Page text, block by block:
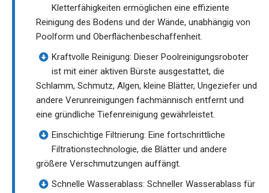
Kletterfähigkeiten ermöglichen eine effiziente
Reinigung des Bodens und der Wände, unabhängig von
Poolform und Oberflächenbeschaffenheit.
Kraftvolle Reinigung: Dieser Poolreinigungsroboter
ist mit einer aktiven Bürste ausgestattet, die
Schlamm, Schmutz, Algen, kleine Blätter, Ungeziefer und
andere Verunreinigungen fachmännisch entfernt und
eine gründliche Tiefenreinigung gewährleistet.
Einschichtige Filtrierung: Eine fortschrittliche
Filtrationstechnologie, die Blätter und andere
größere Verschmutzungen auffängt.
Schnelle Wasserablass: Schneller Wasserablass für